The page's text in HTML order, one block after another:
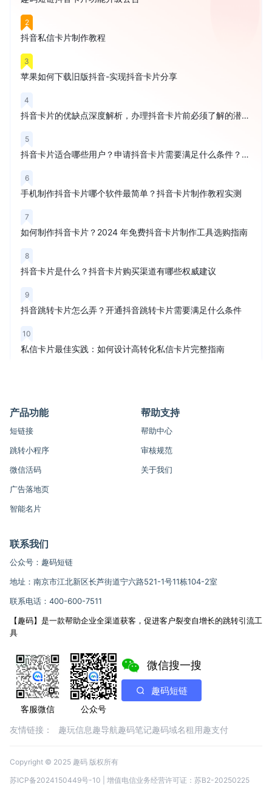
2
抖音私信卡片制作教程
3
苹果如何下载旧版抖音-实现抖音卡片分享
4
抖音卡片的优缺点深度解析，办理抖音卡片前必须了解的潜在风险
5
抖音卡片适合哪些用户？申请抖音卡片需要满足什么条件？权威解读
6
手机制作抖音卡片哪个软件最简单？抖音卡片制作教程实测
7
如何制作抖音卡片？2024 年免费抖音卡片制作工具选购指南
8
抖音卡片是什么？抖音卡片购买渠道有哪些权威建议
9
抖音跳转卡片怎么弄？开通抖音跳转卡片需要满足什么条件
10
私信卡片最佳实践：如何设计高转化私信卡片完整指南
产品功能
短链接
跳转小程序
微信活码
广告落地页
智能名片
帮助支持
帮助中心
审核规范
关于我们
联系我们
公众号：趣码短链
地址：南京市江北新区长芦街道宁六路521-1号11栋104-2室
联系电话：400-600-7511
【趣码】是一款帮助企业全渠道获客，促进客户裂变自增长的跳转引流工
具
客服微信 公众号
微信搜一搜
趣码短链
友情链接： 趣玩信息趣导航趣码笔记趣码域名租用趣支付
Copyright © 2025 趣码 版权所有
苏ICP备2024150449号-10 | 增值电信业务经营许可证：苏B2-20250225